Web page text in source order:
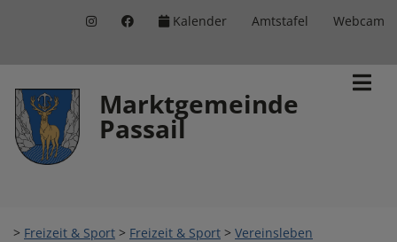
(Accesskey
1)
(Accesskey
2)
(Accesskey
3)
Kalender Amtstafel Webcam
Marktgemeinde
Passail
> Freizeit & Sport > Freizeit & Sport > Vereinsleben